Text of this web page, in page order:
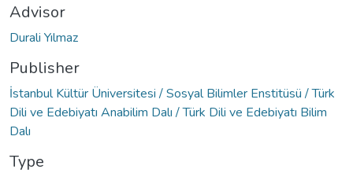
Advisor
Durali Yılmaz
Publisher
İstanbul Kültür Üniversitesi / Sosyal Bilimler Enstitüsü / Türk
Dili ve Edebiyatı Anabilim Dalı / Türk Dili ve Edebiyatı Bilim
Dalı
Type